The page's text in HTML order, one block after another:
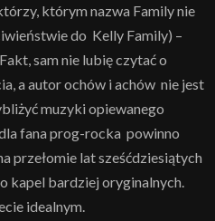
którym nazwa Family nie
do Kelly Family) –
sam nie lubię czytać o
a autor ochów i achów nie jest
muzyki opiewanego
fana prog-rocka powinno
przełomie lat sześćdziesiątych
kapel bardziej oryginalnych.
idealnym.